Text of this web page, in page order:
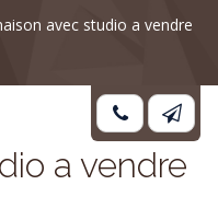
avec studio a vendre
a vendre